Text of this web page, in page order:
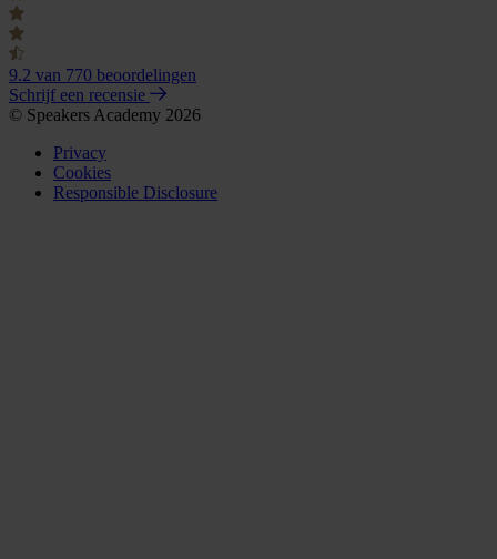
9.2 van 770 beoordelingen
Schrijf een recensie
© Speakers Academy 2026
Privacy
Cookies
Responsible Disclosure